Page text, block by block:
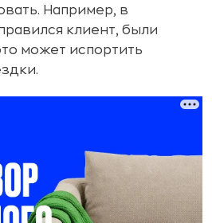
Например, в
клиент, были
может испортить